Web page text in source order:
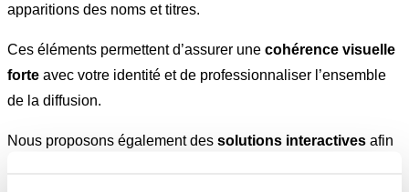
apparitions des noms et titres.
Ces éléments permettent d’assurer une cohérence visuelle
forte avec votre identité et de professionnaliser l’ensemble
de la diffusion.
Nous proposons également des solutions interactives afin